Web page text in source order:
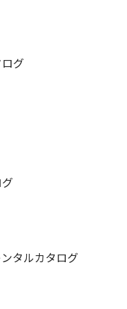
グ
タルカタログ